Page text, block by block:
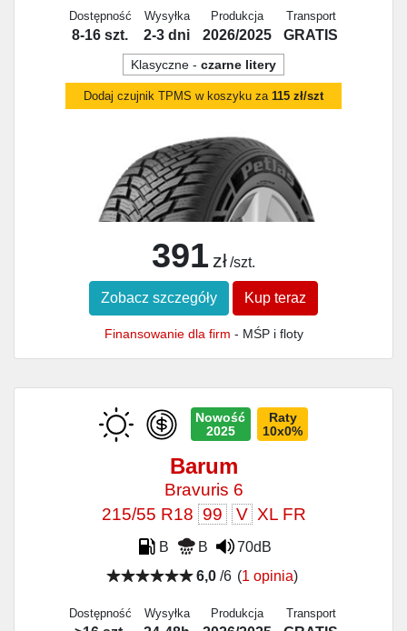
Dostępność
8-16 szt.
Wysyłka
2-3 dni
Produkcja
2026/2025
Transport
GRATIS
Klasyczne - czarne litery
Dodaj czujnik TPMS w koszyku za 115 zł/szt
391 zł /szt.
Zobacz szczegóły Kup teraz
Finansowanie dla firm - MŚP i floty
Nowość
2025
Raty
10x0%
Barum
Bravuris 6
215/55 R18 99 V XL FR
B B
70dB
6,0/6 (1 opinia)
Dostępność Wysyłka Produkcja Transport